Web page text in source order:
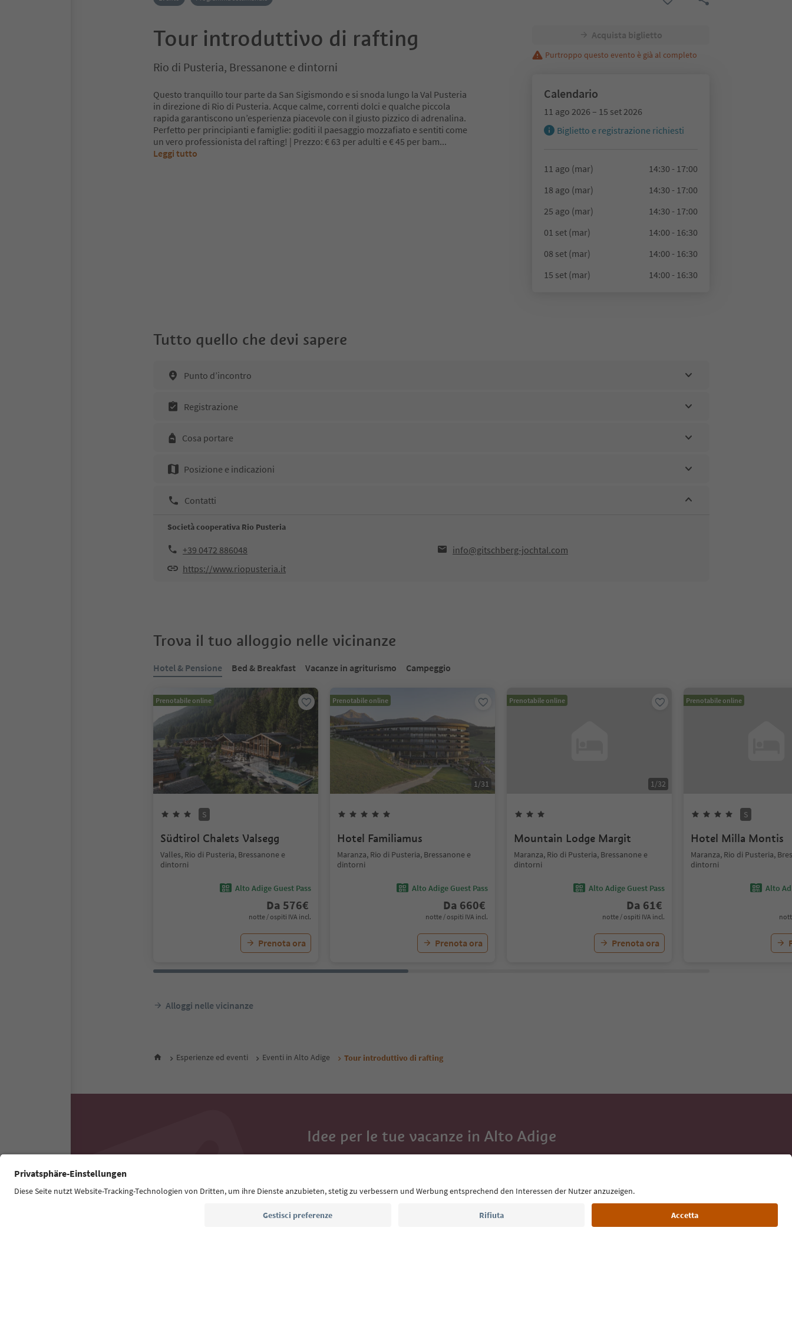
Tour introduttivo di rafting
Rio di Pusteria, Bressanone e dintorni
Questo tranquillo tour parte da San Sigismondo e si snoda lungo la Val Pusteria
in direzione di Rio di Pusteria. Acque calme, correnti dolci e qualche piccola
rapida garantiscono un’esperienza piacevole con il giusto pizzico di adrenalina.
Perfetto per principianti e famiglie: goditi il paesaggio mozzafiato e sentiti come
un vero professionista del rafting! | Prezzo: € 63 per adulti e € 45 per bam...
Leggi tutto
Acquista biglietto
Purtroppo questo evento è già al completo
Calendario
11 ago 2026 – 15 set 2026
Biglietto e registrazione richiesti
11 ago (mar)
14:30 - 17:00
18 ago (mar)
14:30 - 17:00
25 ago (mar)
14:30 - 17:00
01 set (mar)
14:00 - 16:30
08 set (mar)
14:00 - 16:30
15 set (mar)
14:00 - 16:30
Tutto quello che devi sapere
Punto d’incontro
Registrazione
Cosa portare
Posizione e indicazioni
Contatti
Società cooperativa Rio Pusteria
+39 0472 886048
info@gitschberg-jochtal.com
https://www.riopusteria.it
Trova il tuo alloggio nelle vicinanze
Hotel & Pensione Bed & Breakfast Vacanze in agriturismo Campeggio
Prenotabile online
S
Südtirol Chalets Valsegg
Valles, Rio di Pusteria, Bressanone e
dintorni
Alto Adige Guest Pass
Da 576€
notte / ospiti IVA incl.
Prenota ora
Prenotabile online
1/31
Hotel Familiamus
Maranza, Rio di Pusteria, Bressanone e
dintorni
Alto Adige Guest Pass
Da 660€
notte / ospiti IVA incl.
Prenota ora
Prenotabile online
1/32
Mountain Lodge Margit
Maranza, Rio di Pusteria, Bressanone e
dintorni
Alto Adige Guest Pass
Da 61€
notte / ospiti IVA incl.
Prenota ora
Prenotabile online
S
Hotel Milla Montis
Maranza, Rio di Pusteria,
dintorni
Alto
Alloggi nelle vicinanze
Esperienze ed eventi Eventi in Alto Adige Tour introduttivo di rafting
Idee per le tue vacanze in Alto Adige
Indirizzo e-mail*